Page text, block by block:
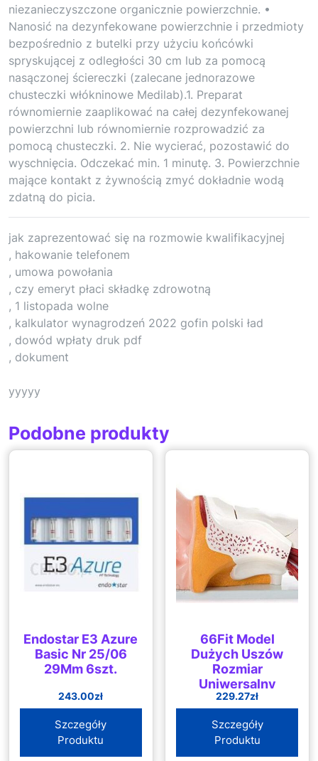
niezanieczyszczone organicznie powierzchnie. •
Nanosić na dezynfekowane powierzchnie i przedmioty
bezpośrednio z butelki przy użyciu końcówki
spryskującej z odległości 30 cm lub za pomocą
nasączonej ściereczki (zalecane jednorazowe
chusteczki włókninowe Medilab).1. Preparat
równomiernie zaaplikować na całej dezynfekowanej
powierzchni lub równomiernie rozprowadzić za
pomocą chusteczki. 2. Nie wycierać, pozostawić do
wyschnięcia. Odczekać min. 1 minutę. 3. Powierzchnie
mające kontakt z żywnością zmyć dokładnie wodą
zdatną do picia.
jak zaprezentować się na rozmowie kwalifikacyjnej
, hakowanie telefonem
, umowa powołania
, czy emeryt płaci składkę zdrowotną
, 1 listopada wolne
, kalkulator wynagrodzeń 2022 gofin polski ład
, dowód wpłaty druk pdf
, dokument
yyyyy
Podobne produkty
Endostar E3 Azure
Basic Nr 25/06
29Mm 6szt.
243.00zł
Szczegóły
Produktu
66Fit Model
Dużych Uszów
Rozmiar
Uniwersalny
229.27zł
Szczegóły
Produktu